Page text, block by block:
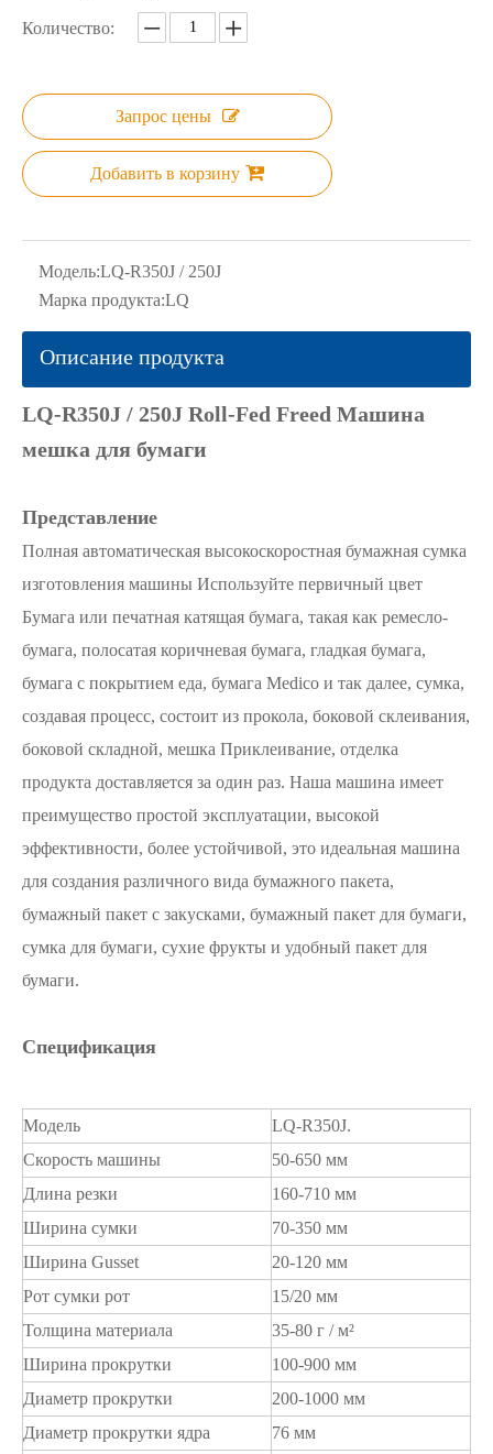
Количество:
Запрос цены
Добавить в корзину
Модель:LQ-R350J / 250J
Марка продукта:LQ
Описание продукта
LQ-R350J / 250J Roll-Fed Freed Машина
мешка для бумаги
Представление
Полная автоматическая высокоскоростная бумажная сумка
изготовления машины Используйте первичный цвет
Бумага или печатная катящая бумага, такая как ремесло-
бумага, полосатая коричневая бумага, гладкая бумага,
бумага с покрытием еда, бумага Medico и так далее, сумка,
создавая процесс, состоит из прокола, боковой склеивания,
боковой складной, мешка Приклеивание, отделка
продукта доставляется за один раз. Наша машина имеет
преимущество простой эксплуатации, высокой
эффективности, более устойчивой, это идеальная машина
для создания различного вида бумажного пакета,
бумажный пакет с закусками, бумажный пакет для бумаги,
сумка для бумаги, сухие фрукты и удобный пакет для
бумаги.
Спецификация
Модель
LQ-R350J.
Скорость машины
50-650 мм
Длина резки
160-710 мм
Ширина сумки
70-350 мм
Ширина Gusset
20-120 мм
Рот сумки рот
15/20 мм
Толщина материала
35-80 г / м²
Ширина прокрутки
100-900 мм
Диаметр прокрутки
200-1000 мм
Диаметр прокрутки ядра
76 мм